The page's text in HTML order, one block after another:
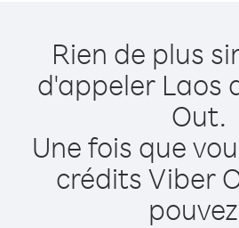
Rien de plus
d'appeler Laos
Out.
Une fois que
crédits Viber